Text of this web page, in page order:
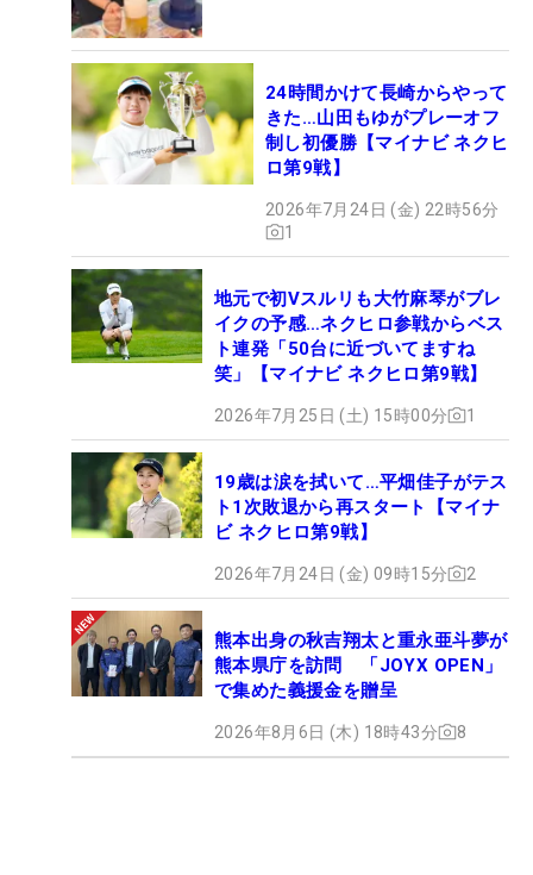
24時間かけて長崎からやって
きた…山田もゆがプレーオフ
制し初優勝【マイナビ ネクヒ
ロ第9戦】
2026年7月24日 (金) 22時56分
1
地元で初Vスルリも大竹麻琴がブレ
イクの予感…ネクヒロ参戦からベス
ト連発「50台に近づいてますね
笑」【マイナビ ネクヒロ第9戦】
2026年7月25日 (土) 15時00分 1
19歳は涙を拭いて…平畑佳子がテス
ト1次敗退から再スタート【マイナ
ビ ネクヒロ第9戦】
2026年7月24日 (金) 09時15分 2
熊本出身の秋吉翔太と重永亜斗夢が
熊本県庁を訪問 「JOYX OPEN」
で集めた義援金を贈呈
2026年8月6日 (木) 18時43分 8